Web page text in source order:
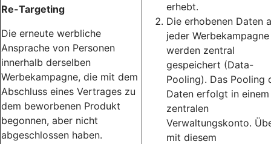
Re-Targeting
Die erneute werbliche
Ansprache von Personen
innerhalb derselben
Werbekampagne, die mit dem
Abschluss eines Vertrages zu
dem beworbenen Produkt
begonnen, aber nicht
abgeschlossen haben.
erhebt.
Die erhobenen Daten
jeder Werbekampagne
werden zentral
gespeichert (Data-
Pooling). Das Pooling
Daten erfolgt in einem
zentralen
Verwaltungskonto.
mit diesem